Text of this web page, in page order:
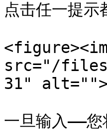
点击任一提
src="/files/
31"
一旦输入——